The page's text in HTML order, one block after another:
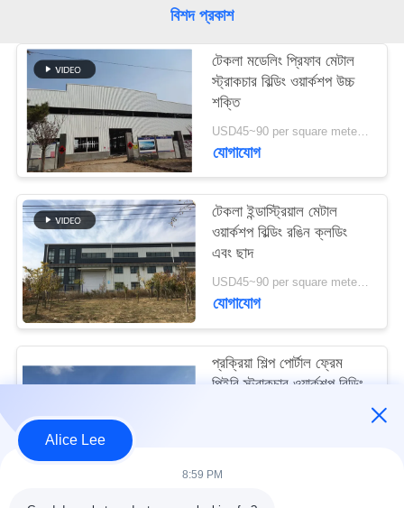
মামলা
সাইট
ম্যাপ
গোপনীয়তা
নীতি
বিশদ প্রকাশ
টেকলা মডেলিং প্রিফাব মেটাল
স্ট্রাকচার বিল্ডিং ওয়ার্কশপ উচ্চ
শক্তি
USD45~90 per square meter MOQ:1000 বর্গ মিটার
যোগাযোগ
টেকলা ইন্ডাস্ট্রিয়াল মেটাল
ওয়ার্কশপ বিল্ডিং রঙিন ক্লডিং
এবং ছাদ
USD45~90 per square meter MOQ:1000 বর্গ মিটার
যোগাযোগ
প্রক্রিয়া শিল্প পোর্টাল ফ্রেম
পিইবি স্ট্রাকচার ওয়ার্কশপ বিল্ডিং
Alice Lee
8:59 PM